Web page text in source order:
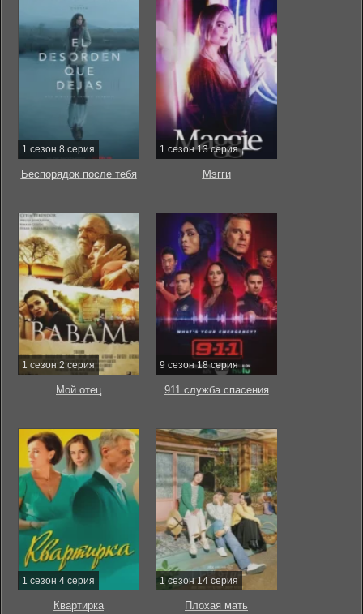
1 сезон 8 серия
Беспорядок после тебя
1 сезон 13 серия
Мэгги
1 сезон 2 серия
Мой отец
9 сезон 18 серия
911 служба спасения
1 сезон 4 серия
Квартирка
1 сезон 14 серия
Плохая мать